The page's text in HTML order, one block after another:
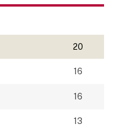
20
16
16
13